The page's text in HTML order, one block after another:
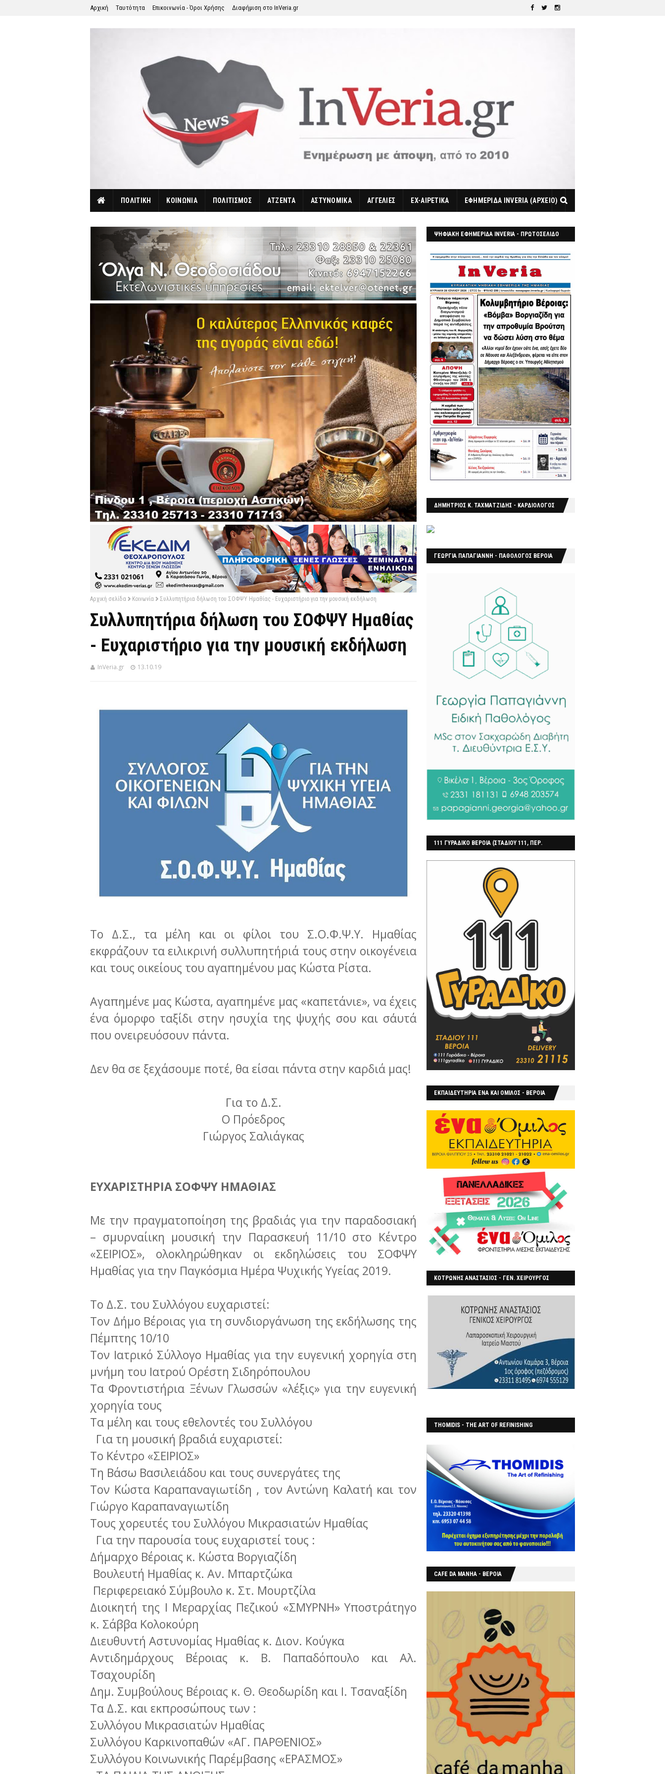
Αρχική Ταυτότητα Επικοινωνία - Όροι Χρήσης Διαφήμιση στο InVeria.gr
ΠΟΛΙΤΙΚΗ ΚΟΙΝΩΝΙΑ ΠΟΛΙΤΙΣΜΟΣ ΑΤΖΕΝΤΑ ΑΣΤΥΝΟΜΙΚΑ ΑΓΓΕΛΙΕΣ EX-ΑΙΡΕΤΙΚΑ ΕΦΗΜΕΡΙΔΑ INVERIA (ΑΡΧΕΙΟ)
Αρχική σελίδα Κοινωνία Συλλυπητήρια δήλωση του ΣΟΦΨΥ Ημαθίας - Ευχαριστήριο για την μουσική εκδήλωση
Συλλυπητήρια δήλωση του ΣΟΦΨΥ Ημαθίας
- Ευχαριστήριο για την μουσική εκδήλωση
InVeria.gr 13.10.19
Το Δ.Σ., τα μέλη και οι φίλοι του Σ.Ο.Φ.Ψ.Υ. Ημαθίας
εκφράζουν τα ειλικρινή συλλυπητήριά τους στην οικογένεια
και τους οικείους του αγαπημένου μας Κώστα Ρίστα.
Αγαπημένε μας Κώστα, αγαπημένε μας «καπετάνιε», να έχεις
ένα όμορφο ταξίδι στην ησυχία της ψυχής σου και σ΄αυτά
που ονειρευόσουν πάντα.
Δεν θα σε ξεχάσουμε ποτέ, θα είσαι πάντα στην καρδιά μας!
Για το Δ.Σ.
Ο Πρόεδρος
Γιώργος Σαλιάγκας
ΕΥΧΑΡΙΣΤΗΡΙΑ ΣΟΦΨΥ ΗΜΑΘΙΑΣ
Με την πραγματοποίηση της βραδιάς για την παραδοσιακή
– σμυρναίικη μουσική την Παρασκευή 11/10 στο Κέντρο
«ΣΕΙΡΙΟΣ», ολοκληρώθηκαν οι εκδηλώσεις του ΣΟΦΨΥ
Ημαθίας για την Παγκόσμια Ημέρα Ψυχικής Υγείας 2019.
Το Δ.Σ. του Συλλόγου ευχαριστεί:
Τον Δήμο Βέροιας για τη συνδιοργάνωση της εκδήλωσης της
Πέμπτης 10/10
Τον Ιατρικό Σύλλογο Ημαθίας για την ευγενική χορηγία στη
μνήμη του Ιατρού Ορέστη Σιδηρόπουλου
Τα Φροντιστήρια Ξένων Γλωσσών «λέξις» για την ευγενική
χορηγία τους
Τα μέλη και τους εθελοντές του Συλλόγου
Για τη μουσική βραδιά ευχαριστεί:
Το Κέντρο «ΣΕΙΡΙΟΣ»
Τη Βάσω Βασιλειάδου και τους συνεργάτες της
Τον Κώστα Καραπαναγιωτίδη , τον Αντώνη Καλατή και τον
Γιώργο Καραπαναγιωτίδη
Τους χορευτές του Συλλόγου Μικρασιατών Ημαθίας
Για την παρουσία τους ευχαριστεί τους :
Δήμαρχο Βέροιας κ. Κώστα Βοργιαζίδη
Βουλευτή Ημαθίας κ. Αν. Μπαρτζώκα
Περιφερειακό Σύμβουλο κ. Στ. Μουρτζίλα
Διοικητή της Ι Μεραρχίας Πεζικού «ΣΜΥΡΝΗ» Υποστράτηγο
κ. Σάββα Κολοκούρη
Διευθυντή Αστυνομίας Ημαθίας κ. Διον. Κούγκα
Αντιδημάρχους Βέροιας κ. Β. Παπαδόπουλο και Αλ.
Τσαχουρίδη
Δημ. Συμβούλους Βέροιας κ. Θ. Θεοδωρίδη και Ι. Τσαναξίδη
Τα Δ.Σ. και εκπροσώπους των :
Συλλόγου Μικρασιατών Ημαθίας
Συλλόγου Καρκινοπαθών «ΑΓ. ΠΑΡΘΕΝΙΟΣ»
Συλλόγου Κοινωνικής Παρέμβασης «ΕΡΑΣΜΟΣ»
ΨΗΦΙΑΚΗ ΕΦΗΜΕΡΙΔΑ INVERIA - ΠΡΩΤΟΣΕΛΙΔΟ
ΔΗΜΗΤΡΙΟΣ Κ. ΤΑΧΜΑΤΖΙΔΗΣ - ΚΑΡΔΙΟΛΟΓΟΣ
ΓΕΩΡΓΙΑ ΠΑΠΑΓΙΑΝΝΗ - ΠΑΘΟΛΟΓΟΣ ΒΕΡΟΙΑ
111 ΓΥΡΑΔΙΚΟ ΒΕΡΟΙΑ (ΣΤΑΔΙΟΥ 111, ΠΕΡ.
ΕΚΠΑΙΔΕΥΤΗΡΙΑ ΕΝΑ ΚΑΙ ΟΜΙΛΟΣ - ΒΕΡΟΙΑ
ΚΟΤΡΩΝΗΣ ΑΝΑΣΤΑΣΙΟΣ - ΓΕΝ. ΧΕΙΡΟΥΡΓΟΣ
THOMIDIS - THE ART OF REFINISHING
CAFE DA MANHA - ΒΕΡΟΙΑ